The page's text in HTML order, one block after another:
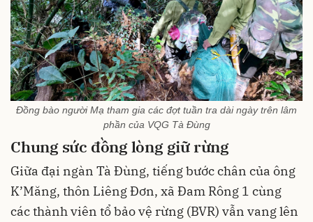
Đồng bào người Mạ tham gia các đợt tuần tra dài ngày trên lâm
phần của VQG Tà Đùng
Chung sức đồng lòng giữ rừng
Giữa đại ngàn Tà Đùng, tiếng bước chân của ông
K’Măng, thôn Liêng Đơn, xã Đam Rông 1 cùng
các thành viên tổ bảo vệ rừng (BVR) vẫn vang lên